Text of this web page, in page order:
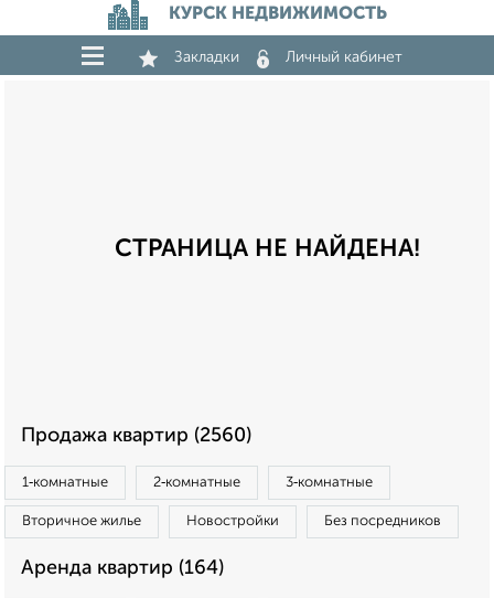
КУРСК НЕДВИЖИМОСТЬ
Закладки Личный кабинет
СТРАНИЦА НЕ НАЙДЕНА!
Продажа квартир (2560)
1‑комнатные 2‑комнатные 3‑комнатные
Вторичное жилье Новостройки Без посредников
Аренда квартир (164)